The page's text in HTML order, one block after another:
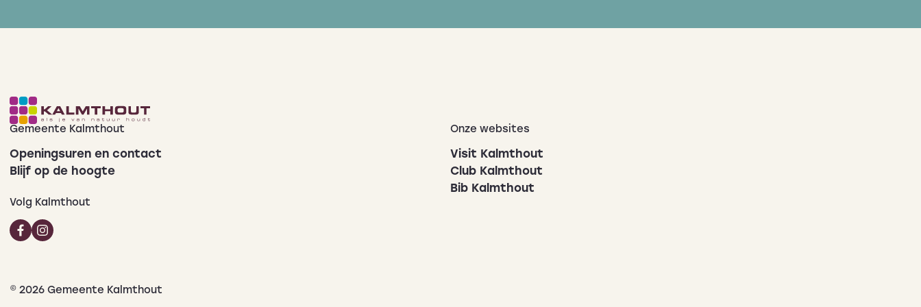
Gemeente Kalmthout
Openingsuren en contact
Blijf op de hoogte
Onze websites
Visit Kalmthout
Club Kalmthout
Bib Kalmthout
Volg Kalmthout
© 2026 Gemeente Kalmthout